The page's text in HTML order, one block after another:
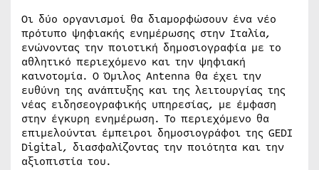
Οι δύο οργανισμοί θα διαμορφώσουν ένα νέο
πρότυπο ψηφιακής ενημέρωσης στην Ιταλία,
ενώνοντας την ποιοτική δημοσιογραφία με το
αθλητικό περιεχόμενο και την ψηφιακή
καινοτομία. Ο Όμιλος Antenna θα έχει την
ευθύνη της ανάπτυξης και της λειτουργίας της
νέας ειδησεογραφικής υπηρεσίας, με έμφαση
στην έγκυρη ενημέρωση. Το περιεχόμενο θα
επιμελούνται έμπειροι δημοσιογράφοι της GEDI
Digital, διασφαλίζοντας την ποιότητα και την
αξιοπιστία του.